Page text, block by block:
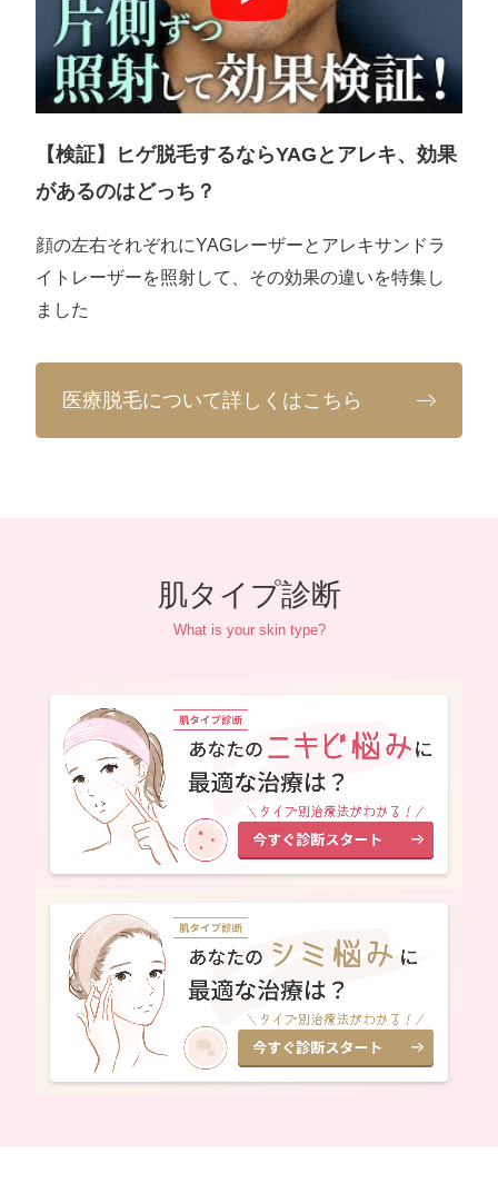
【検証】ヒゲ脱毛するならYAGとアレキ、効果
があるのはどっち？
顔の左右それぞれにYAGレーザーとアレキサンドラ
イトレーザーを照射して、その効果の違いを特集し
ました
医療脱毛について詳しくはこちら
肌タイプ診断
What is your skin type?